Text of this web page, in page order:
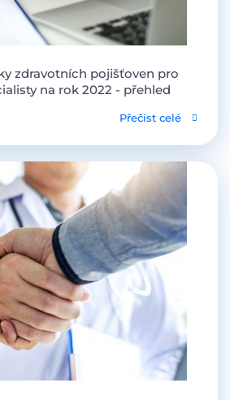
zdravotních pojišťoven pro
na rok 2022 - přehled
Přečíst celé